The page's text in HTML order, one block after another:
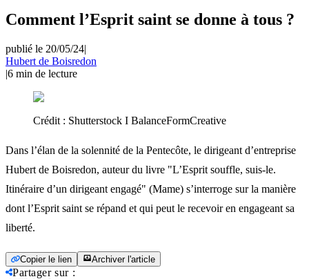
Comment l’Esprit saint se donne à tous ?
publié le 20/05/24|
Hubert de Boisredon
|6 min de lecture
Crédit : Shutterstock I BalanceFormCreative
Dans l’élan de la solennité de la Pentecôte, le dirigeant d’entreprise
Hubert de Boisredon, auteur du livre "L’Esprit souffle, suis-le.
Itinéraire d’un dirigeant engagé" (Mame) s’interroge sur la manière
dont l’Esprit saint se répand et qui peut le recevoir en engageant sa
liberté.
Copier le lien Archiver l'article
Partager sur: